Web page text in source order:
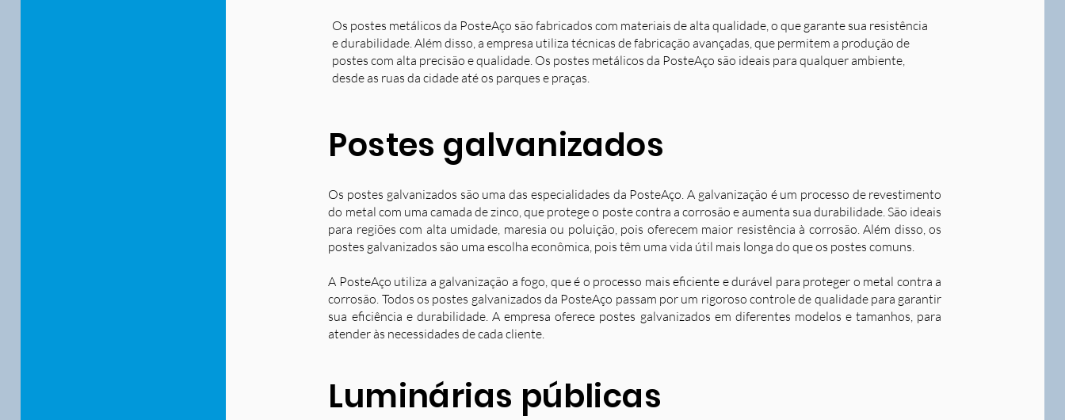
Os postes metálicos da PosteAço são fabricados com materiais de alta qualidade, o que garante sua resistência
e durabilidade. Além disso, a empresa utiliza técnicas de fabricação avançadas, que permitem a produção de
postes com alta precisão e qualidade. Os postes metálicos da PosteAço são ideais para qualquer ambiente,
desde as ruas da cidade até os parques e praças.
Postes galvanizados
Os postes galvanizados são uma das especialidades da PosteAço. A galvanização é um processo de revestimento
do metal com uma camada de zinco, que protege o poste contra a corrosão e aumenta sua durabilidade. São ideais
para regiões com alta umidade, maresia ou poluição, pois oferecem maior resistência à corrosão. Além disso, os
postes galvanizados são uma escolha econômica, pois têm uma vida útil mais longa do que os postes comuns.
A PosteAço utiliza a galvanização a fogo, que é o processo mais eficiente e durável para proteger o metal contra a
corrosão. Todos os postes galvanizados da PosteAço passam por um rigoroso controle de qualidade para garantir
sua eficiência e durabilidade. A empresa oferece postes galvanizados em diferentes modelos e tamanhos, para
atender às necessidades de cada cliente.
Luminárias públicas